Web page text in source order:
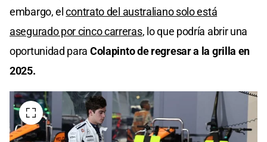
embargo, elcontrato del australiano solo está
asegurado por cinco carreras, lo que podría abrir una
oportunidad para Colapinto de regresar a la grilla en
2025.